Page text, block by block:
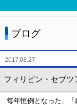
ステップアップコース
会員限定ツアー
ミニツアー
ブログ
2017.08.27
フィリピン・セブツ
毎年恒例となった、